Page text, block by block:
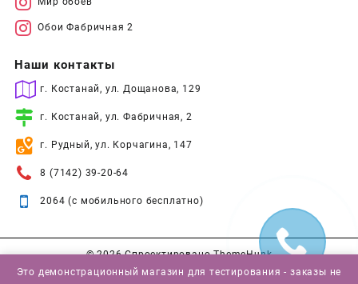
Обои Фабричная 2
Наши контакты
г. Костанай, ул. Дощанова, 129
г. Костанай, ул. Фабричная, 2
г. Рудный, ул. Корчагина, 147
8 (7142) 39-20-64
2064 (с мобильного бесплатно)
© 2026Спроектировано ThemeHunk
Это демонстрационный магазин для тестирования - заказы не